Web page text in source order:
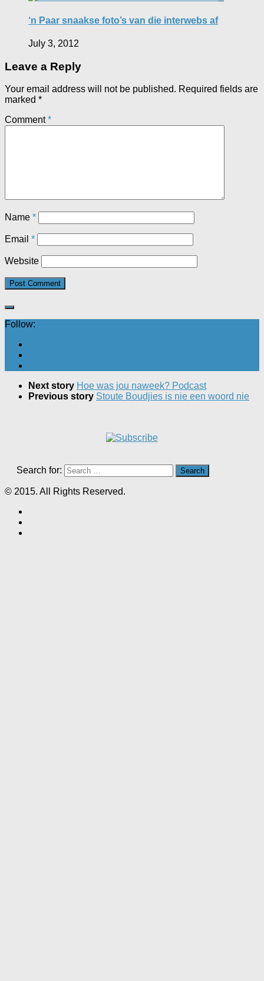
‘n Paar snaakse foto’s van die interwebs af
July 3, 2012
Leave a Reply
Your email address will not be published. Required fields are
marked *
Comment*
Name *
Email *
Website
Follow:
Next story Hoe was jou naweek? Podcast
Previous story Stoute Boudjies is nie een woord nie
Search for:
© 2015. All Rights Reserved.